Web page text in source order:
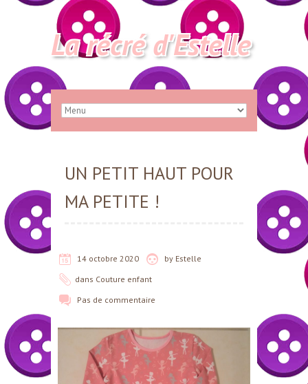
La récré d'Estelle
UN PETIT HAUT POUR
MA PETITE !
14 octobre 2020 by Estelle
dans Couture enfant
Pas de commentaire